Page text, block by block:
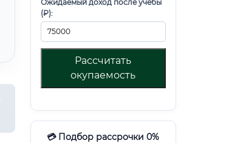
Ожидаемый доход после учебы
(₽):
Рассчитать
окупаемость
💳 Подбор рассрочки 0%